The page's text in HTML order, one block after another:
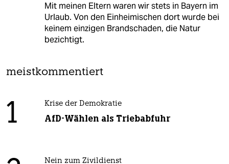
Mit meinen Eltern waren wir stets in Bayern im
Urlaub. Von den Einheimischen dort wurde bei
keinem einzigen Brandschaden, die Natur
bezichtigt.
meistkommentiert
1 Krise der Demokratie
AfD-Wählen als Triebabfuhr
Nein zum Zivildienst